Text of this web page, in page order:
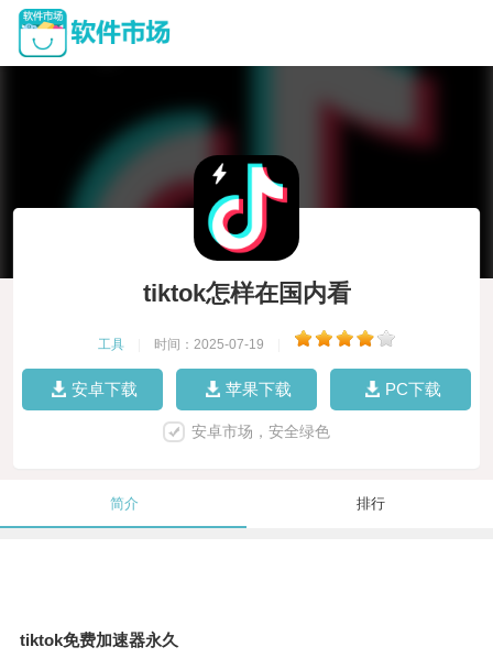
tiktok怎样在国内看
工具 时间：2025-07-19
安卓下载 苹果下载 PC下载
安卓市场，安全绿色
简介 排行
tiktok免费加速器永久